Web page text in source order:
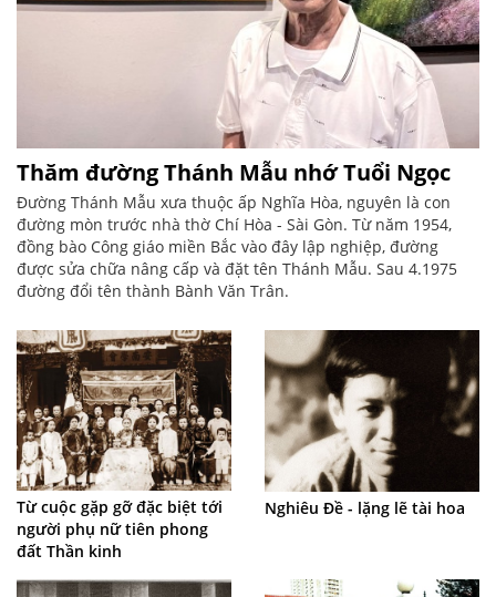
Thăm đường Thánh Mẫu nhớ Tuổi Ngọc
Đường Thánh Mẫu xưa thuộc ấp Nghĩa Hòa, nguyên là con
đường mòn trước nhà thờ Chí Hòa - Sài Gòn. Từ năm 1954,
đồng bào Công giáo miền Bắc vào đây lập nghiệp, đường
được sửa chữa nâng cấp và đặt tên Thánh Mẫu. Sau 4.1975
đường đổi tên thành Bành Văn Trân.
Từ cuộc gặp gỡ đặc biệt tới
người phụ nữ tiên phong
đất Thần kinh
Nghiêu Đề - lặng lẽ tài hoa